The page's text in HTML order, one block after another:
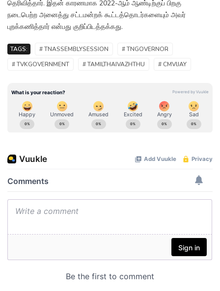
தெரிவித்தார். இதன் காரணமாக 2022-ஆம் ஆண்டிற்குப் பிறகு
நடைபெற்ற அனைத்து சட்டமன்றக் கூட்டத்தொடர்களையும் அவர்
புறக்கணித்தார் என்பது குறிப்பிடத்தக்கது.
TAGS: # TNASSEMBLYSESSION
# TNGOVERNOR
# TVKGOVERNMENT
# TAMILTHAIVAZHTHU # CMVIJAY